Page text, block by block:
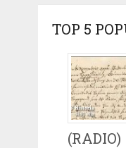
TOP 5
(RADIO)